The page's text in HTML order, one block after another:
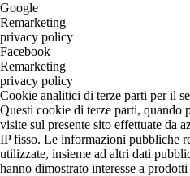
Google
Remarketing
privacy policy
Facebook
Remarketing
privacy policy
Cookie analitici di terze parti per il
Questi cookie di terze parti, quando
visite sul presente sito effettuate da
IP fisso. Le informazioni pubbliche
utilizzate, insieme ad altri dati
hanno dimostrato interesse a